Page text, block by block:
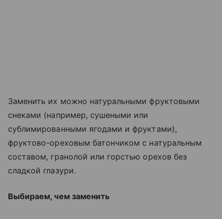
Заменить их можно натуральными фруктовыми
снеками (например, сушеными или
сублимированными ягодами и фруктами),
фруктово-ореховым батончиком с натуральным
составом, гранолой или горстью орехов без
сладкой глазури.
Выбираем, чем заменить